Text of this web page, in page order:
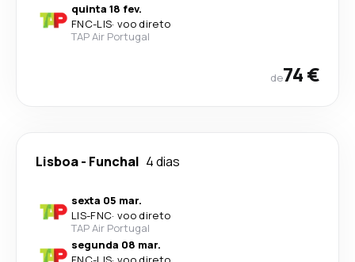
quinta 18 fev.
FNC-LIS· voo direto
TAP Air Portugal
de74 €
Lisboa- Funchal 4 dias
sexta 05 mar.
LIS-FNC· voo direto
TAP Air Portugal
segunda 08 mar.